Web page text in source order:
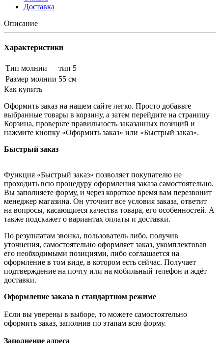
Доставка
Описание
Характеристики
Тип молнии
тип 5
Размер молнии 55 см
Как купить
Оформить заказ на нашем сайте легко. Просто добавьте
выбранные товары в корзину, а затем перейдите на страницу
Корзина, проверьте правильность заказанных позиций и
нажмите кнопку «Оформить заказ» или «Быстрый заказ».
Быстрый заказ
Функция «Быстрый заказ» позволяет покупателю не
проходить всю процедуру оформления заказа самостоятельно.
Вы заполняете форму, и через короткое время вам перезвонит
менеджер магазина. Он уточнит все условия заказа, ответит
на вопросы, касающиеся качества товара, его особенностей. А
также подскажет о вариантах оплаты и доставки.
По результатам звонка, пользователь либо, получив
уточнения, самостоятельно оформляет заказ, укомплектовав
его необходимыми позициями, либо соглашается на
оформление в том виде, в котором есть сейчас. Получает
подтверждение на почту или на мобильный телефон и ждёт
доставки.
Оформление заказа в стандартном режиме
Если вы уверены в выборе, то можете самостоятельно
оформить заказ, заполнив по этапам всю форму.
Заполнение адреса